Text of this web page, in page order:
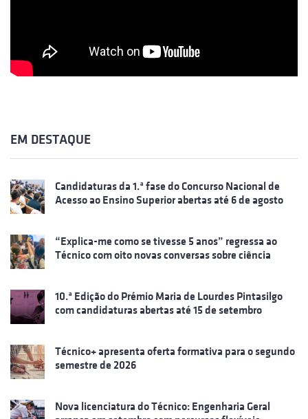
EM DESTAQUE
Candidaturas da 1.ª fase do Concurso Nacional de
Acesso ao Ensino Superior abertas até 6 de agosto
“Explica-me como se tivesse 5 anos” regressa ao
Técnico com oito novas conversas sobre ciência
10.ª Edição do Prémio Maria de Lourdes Pintasilgo
com candidaturas abertas até 15 de setembro
Técnico+ apresenta oferta formativa para o segundo
semestre de 2026
Nova licenciatura do Técnico: Engenharia Geral